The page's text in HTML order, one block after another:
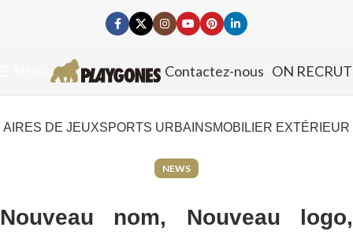
Contactez-nous ON
AIRES DE JEUXSPORTS URBAINSMOBILIER EXTÉRIEUR
NEWS
Nouveau nom, Nouveau logo,